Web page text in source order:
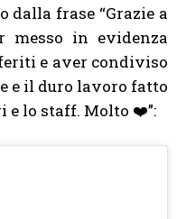
dalla frase “Grazie a
messo in evidenza
e aver condiviso
e il duro lavoro fatto
e lo staff. Molto ❤️”: